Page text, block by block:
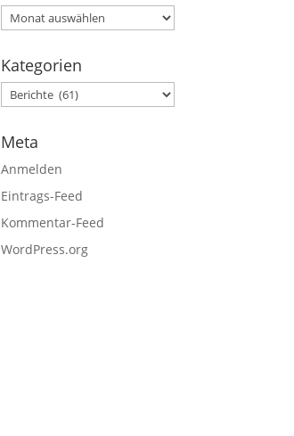
Kategorien
Meta
Anmelden
Eintrags-Feed
Kommentar-Feed
WordPress.org